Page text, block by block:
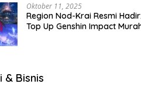
Oktober 11, 2025
Region Nod-Krai Resmi Hadir:
Top Up Genshin Impact
& Bisnis